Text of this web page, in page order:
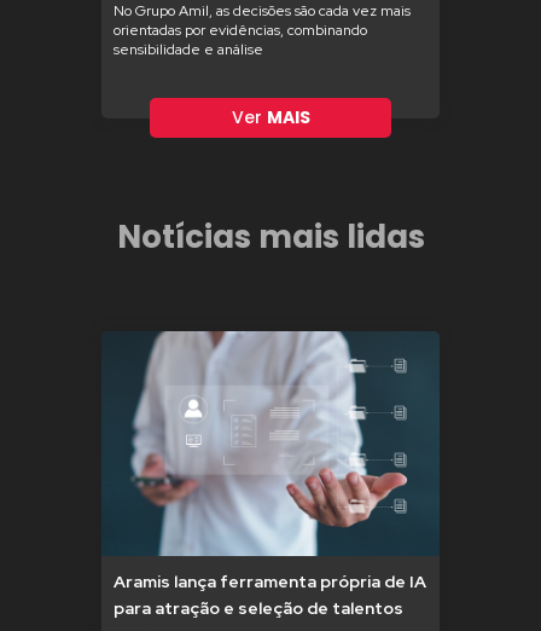
No Grupo Amil, as decisões são cada vez mais
orientadas por evidências, combinando
sensibilidade e análise
Ver MAIS
Notícias mais lidas
Aramis lança ferramenta própria de IA
para atração e seleção de talentos